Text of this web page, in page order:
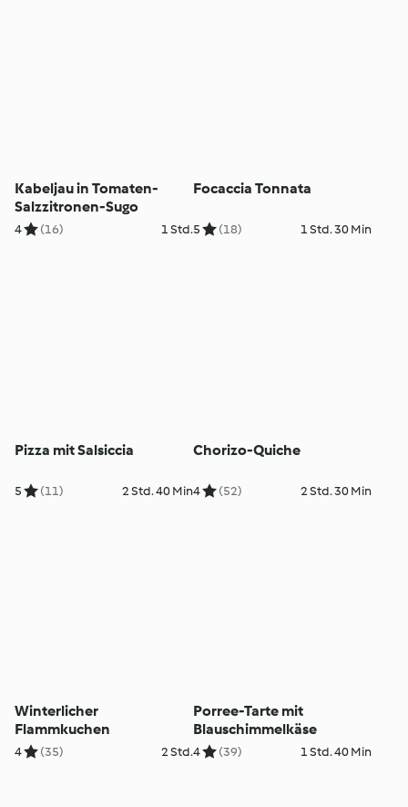
Kabeljau in Tomaten-
Salzzitronen-Sugo
4 (16) 1 Std.
Focaccia Tonnata
5 (18) 1 Std. 30 Min
Pizza mit Salsiccia
5 (11) 2 Std. 40 Min
Chorizo-Quiche
4 (52) 2 Std. 30 Min
Winterlicher
Flammkuchen
4 (35) 2 Std.
Porree-Tarte mit
Blauschimmelkäse
4 (39) 1 Std. 40 Min